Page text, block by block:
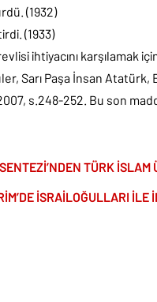
(1932)
(1933)
ihtiyacını karşılamak
Sarı Paşa İnsan Atatürk,
s.248-252. Bu son
TÜRK İSLAM
İSRAİLOĞULLARI İLE